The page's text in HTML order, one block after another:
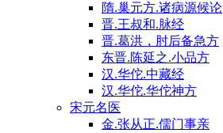
隋.巢元方.诸病源候论
晋.王叔和.脉经
晋.葛洪，肘后备急方
东晋.陈延之.小品方
汉.华佗.中藏经
汉.华佗.华佗神方
宋元名医
金.张从正.儒门事亲